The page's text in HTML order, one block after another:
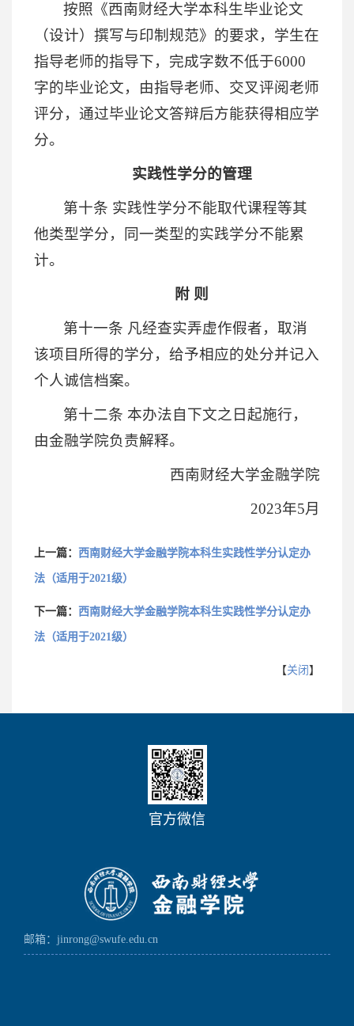
按照《西南财经大学本科生毕业论文
（设计）撰写与印制规范》的要求，学生在
指导老师的指导下，完成字数不低于6000
字的毕业论文，由指导老师、交叉评阅老师
评分，通过毕业论文答辩后方能获得相应学
分。
实践性学分的管理
第十条 实践性学分不能取代课程等其
他类型学分，同一类型的实践学分不能累
计。
附 则
第十一条 凡经查实弄虚作假者，取消
该项目所得的学分，给予相应的处分并记入
个人诚信档案。
第十二条 本办法自下文之日起施行，
由金融学院负责解释。
西南财经大学金融学院
2023年5月
上一篇： 西南财经大学金融学院本科生实践性学分认定办
法（适用于2021级）
下一篇： 西南财经大学金融学院本科生实践性学分认定办
法（适用于2021级）
【关闭 】
官方微信
邮箱：jinrong@swufe.edu.cn